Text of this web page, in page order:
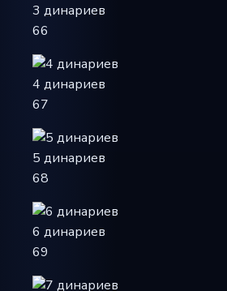
3 динариев
66
4 динариев
67
5 динариев
68
6 динариев
69